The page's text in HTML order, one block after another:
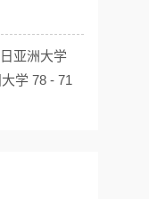
亚洲大学
学 78 - 71